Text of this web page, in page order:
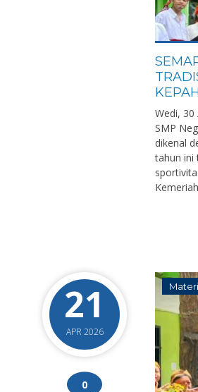
Wedi,
SMP
dikenal
tahun ini
21
APR 2026
0
Materi